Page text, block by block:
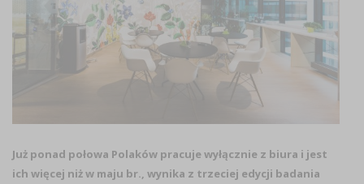
Już ponad połowa Polaków pracuje wyłącznie z biura i jest
ich więcej niż w maju br., wynika z trzeciej edycji badania